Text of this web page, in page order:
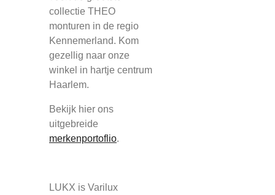
collectie THEO
monturen in de regio
Kennemerland. Kom
gezellig naar onze
winkel in hartje centrum
Haarlem.
Bekijk hier ons
uitgebreide
merkenportoflio.
LUKX is Varilux